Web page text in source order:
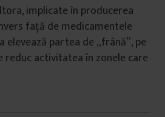
implicate în producerea
față de medicamentele
elevează partea de „frână”, pe
reduc activitatea în zonele care